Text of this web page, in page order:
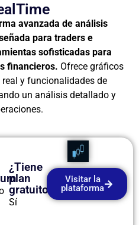
avanzada de análisis
para traders e
sofisticadas para
financieros. Ofrece gráficos
y funcionalidades de
un análisis detallado y
¿Tiene
plan
gratuito?
Sí
Visitar la
plataforma